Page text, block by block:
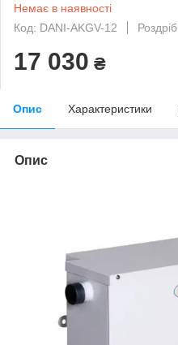
Немає в наявності
Код: DANI-AKGV-12
Роздріб
17 030 ₴
Опис Характеристики
Опис